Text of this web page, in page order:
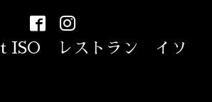
ISO レストラン イソ